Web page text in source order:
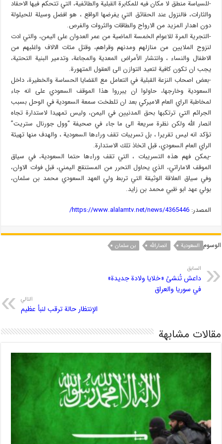
-للسياسة منطق لا مكان فيه للمكابرة القبلية والطائفية، التي تتحكم فيها الاحقاد
والثارات، فالنزول عند الحقائق التي يفرضها الواقع ، هو افضل وسيلة للحيلولة
دون اهدار المزيد من الارواح والطاقات والثروات والفرص.
-التجرية المرة للاعوام الخمسة الماضية من عمر العدوان على اليمن، والتي ادت
لنزوح الملايين من منازلهم ومدنهم وقراهم، وقتل مئات الالاف واغلبهم من
الاطفال والنساء ، وانتشار الأمراض المعدية والمجاعة، وتدمير البنية التحتية،
يجب ان تكون كافية لتعيد التوازن الى العقول المتهورة.
-بعض اصحاب النزعة القبلية في التعامل مع القضايا الحساسة والخطيرة، داخل
السعودية وخارجها، حاولوا ان يبرروا هذا الموقف السعودي على انه جاء
لمخاطبة الراي العام الاميركي بعد ان تلطخت سمعة السعودية في الوحل بسبب
الجرائم التي ترتكبها بحق المدنيين في اليمن، وليس تمهيدا لاستدارة تجاه
انصار الله ولكن نظرة سريعة الى ما جاء في صحيفة “وول جورنال ستريت”
تؤكد انه ليس تقريرا ، بل تسريبات تقف وراءها السعودية ، والهدف منها تهيئة
الراي العام السعودي، قبل اتخاذ تلك الاستدارة.
-يمكن فهم هذه التسريبات ، التي تقف وراءها حتما السعودية، في سياق
الموقف الاماراتي، الذي يحاول التحرر من المستنقع اليمني، قبل فوات الاوان،
وفي سياق العلاقة الوثيقة التي تربط ولي العهد السعودي محمد بن سلمان،
بولي عهد ابو ظبي محمد بن زايد.
المصدر:https://www.alalamtv.net/news/4365446/
الوسوم السعودیة انصارالله بن سلمان
السابق
داعش تُنشئ «خلايا ولادة جديدة»
في سوريا والعراق
التالي
الإنتظار حالة ترقب لنبأ عظيم
مقالات مشابهة